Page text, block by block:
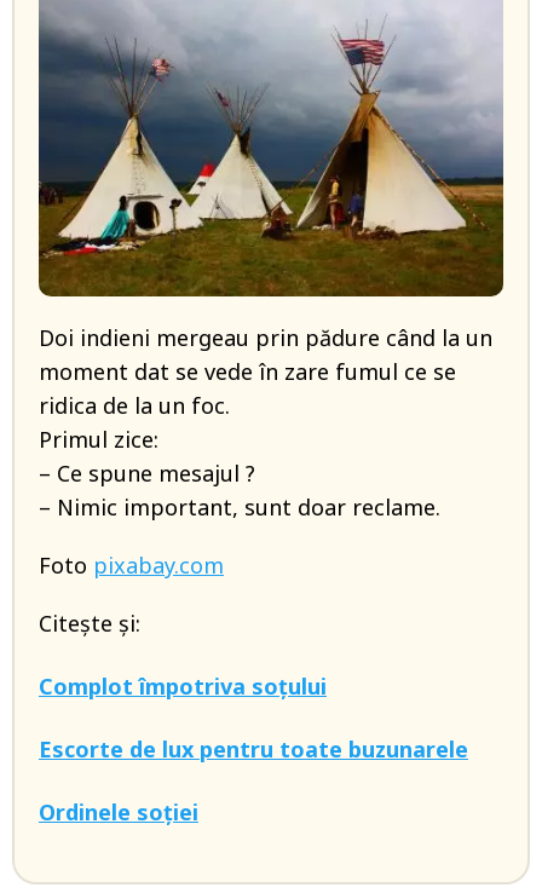
Doi indieni mergeau prin pădure când la un
moment dat se vede în zare fumul ce se
ridica de la un foc.
Primul zice:
– Ce spune mesajul ?
– Nimic important, sunt doar reclame.
Foto pixabay.com
Citește și:
Complot împotriva soțului
Escorte de lux pentru toate buzunarele
Ordinele soției